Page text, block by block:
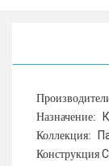
Назначение:
Коллекция:
Конструкция